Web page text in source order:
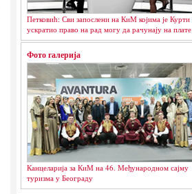
Петковић: Сви запослени на КиМ којима је Курти
ускратио право на рад могу да рачунају на плате
Фото галерија
Канцеларија за КиМ на 46. Међународном сајму
туризма у Београду